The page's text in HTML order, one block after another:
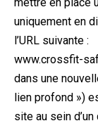
mettre en place
uniquement en
l’URL suivante :
www.crossfit-
dans une
lien profond »)
site au sein